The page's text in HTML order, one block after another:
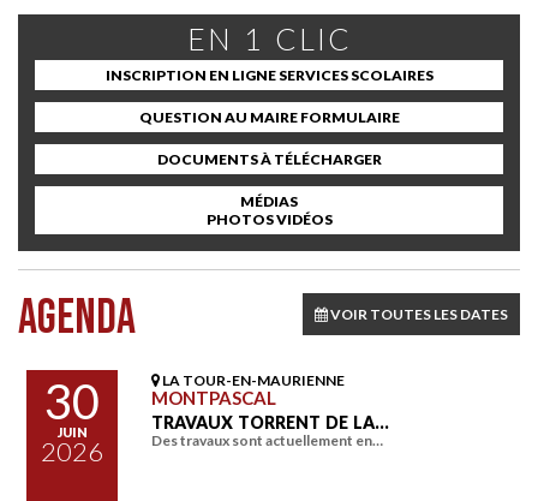
EN 1 CLIC
INSCRIPTION EN LIGNE SERVICES SCOLAIRES
QUESTION AU MAIRE FORMULAIRE
DOCUMENTS À TÉLÉCHARGER
MÉDIAS
PHOTOS VIDÉOS
AGENDA VOIR TOUTES LES DATES
30
JUIN
2026
LA TOUR-EN-MAURIENNE
MONTPASCAL
TRAVAUX TORRENT DE LA…
Des travaux sont actuellement en…